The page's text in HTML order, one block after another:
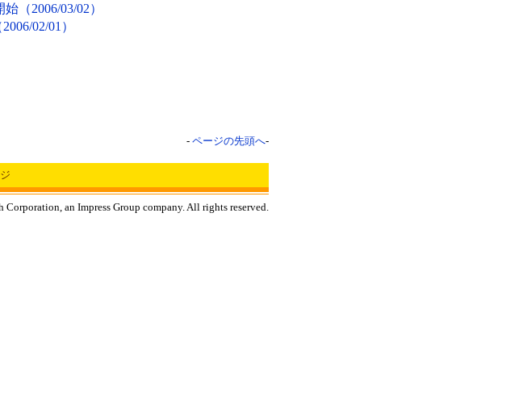
（2006/03/02）
02/01）
- ページの先頭へ-
Corporation, an Impress Group company. All rights reserved.